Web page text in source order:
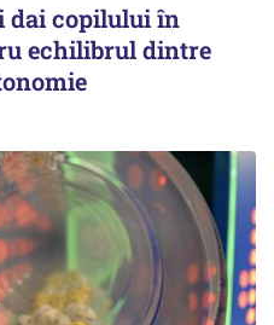
dai copilului în
echilibrul dintre